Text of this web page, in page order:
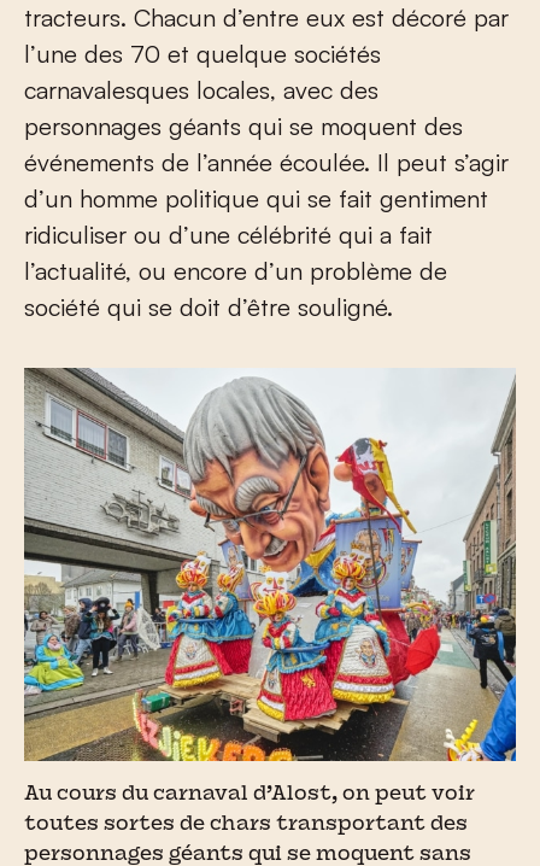
tracteurs. Chacun d’entre eux est décoré par
l’une des 70 et quelque sociétés
carnavalesques locales, avec des
personnages géants qui se moquent des
événements de l’année écoulée. Il peut s’agir
d’un homme politique qui se fait gentiment
ridiculiser ou d’une célébrité qui a fait
l’actualité, ou encore d’un problème de
société qui se doit d’être souligné.
Au cours du carnaval d’Alost, on peut voir
toutes sortes de chars transportant des
personnages géants qui se moquent sans